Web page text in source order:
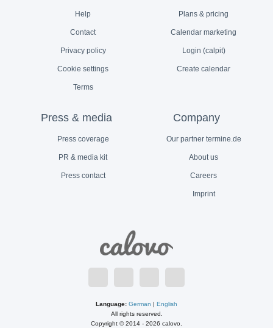
Help
Contact
Privacy policy
Cookie settings
Terms
Plans & pricing
Calendar marketing
Login (calpit)
Create calendar
Press & media
Press coverage
PR & media kit
Press contact
Company
Our partner termine.de
About us
Careers
Imprint
Language: German | English
All rights reserved.
Copyright © 2014 - 2026 calovo.